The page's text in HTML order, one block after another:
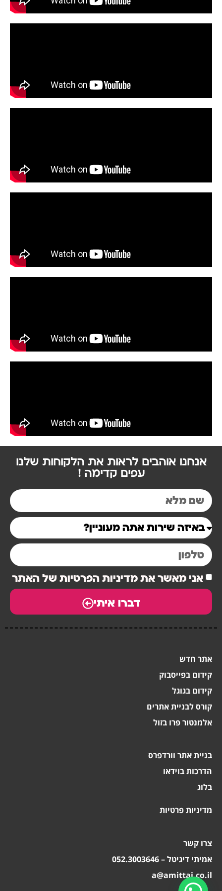
אנחנו אוהבים לראות את הלקוחות שלנו
עפים קדימה !
אני מאשר את מדיניות הפרטיות של האתר
דברו איתי
אתר חדש
קידום בפייסבוק
קידום בגוגל
קורס לבניית אתרים
אלמנטור פרו בזול
בניית אתר וורדפרס
הדרכות בוידאו
בלוג
מדיניות פרטיות
צרו קשר
אמיתי דיגיטל – 052.3003646
a@amittai.co.il